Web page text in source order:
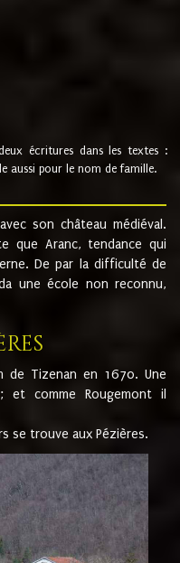
écritures dans les textes :
aussi pour le nom de famille.
son château médiéval.
que Aranc, tendance qui
De par la difficulté de
une école non reconnu,
de Tizenan en 1670. Une
comme Rougemont il
se trouve aux Pézières.